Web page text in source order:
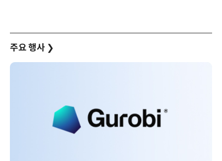
주요 행사 ❯